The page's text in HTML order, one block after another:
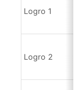
Logro 1
Logro 2